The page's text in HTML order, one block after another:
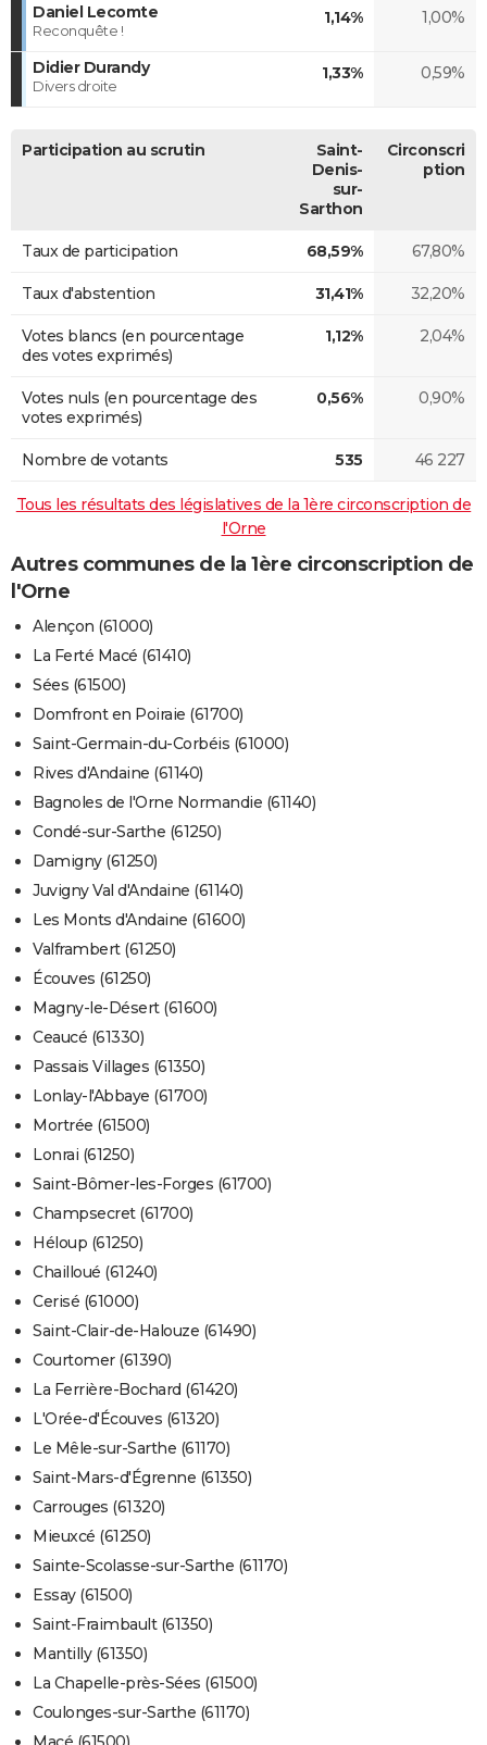
Daniel Lecomte
Reconquête !
1,14% 1,00%
Didier Durandy
Divers droite
1,33% 0,59%
Participation au scrutin
Saint-
Denis-
sur-
Sarthon
Circonscri
ption
Taux de participation 68,59% 67,80%
Taux d'abstention 31,41% 32,20%
Votes blancs (en pourcentage
des votes exprimés)
1,12% 2,04%
Votes nuls (en pourcentage des
votes exprimés)
0,56% 0,90%
Nombre de votants 535 46 227
Tous les résultats des législatives de la 1ère circonscription de
l'Orne
Autres communes de la 1ère circonscription de
l'Orne
Alençon (61000)
La Ferté Macé (61410)
Sées (61500)
Domfront en Poiraie (61700)
Saint-Germain-du-Corbéis (61000)
Rives d'Andaine (61140)
Bagnoles de l'Orne Normandie (61140)
Condé-sur-Sarthe (61250)
Damigny (61250)
Juvigny Val d'Andaine (61140)
Les Monts d'Andaine (61600)
Valframbert (61250)
Écouves (61250)
Magny-le-Désert (61600)
Ceaucé (61330)
Passais Villages (61350)
Lonlay-l'Abbaye (61700)
Mortrée (61500)
Lonrai (61250)
Saint-Bômer-les-Forges (61700)
Champsecret (61700)
Héloup (61250)
Chailloué (61240)
Cerisé (61000)
Saint-Clair-de-Halouze (61490)
Courtomer (61390)
La Ferrière-Bochard (61420)
L'Orée-d'Écouves (61320)
Le Mêle-sur-Sarthe (61170)
Saint-Mars-d'Égrenne (61350)
Carrouges (61320)
Mieuxcé (61250)
Sainte-Scolasse-sur-Sarthe (61170)
Essay (61500)
Saint-Fraimbault (61350)
Mantilly (61350)
La Chapelle-près-Sées (61500)
Coulonges-sur-Sarthe (61170)